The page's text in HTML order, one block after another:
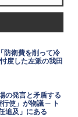
防衛費を削って冷
度した左派の我田
の発言と矛盾する
使」が物議 ─ ト
追及」にある